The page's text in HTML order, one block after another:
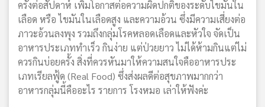
ครั้งต่อสัปดาห์ เพิ่มโอกาสต่อความผิดปกติของระดับไขมันใน
เลือด หรือ ไขมันในเลือดสูง และความอ้วน ซึ่งมีความเสี่ยงต่อ
ภาวะอ้วนลงพุง รวมถึงกลุ่มโรคหลอดเลือดและหัวใจ จัดเป็น
อาหารประเภททำเร็ว กินง่าย แต่ป่วยยาว ไม่ได้ห้ามกินแต่ไม่
ควรกินบ่อยครั้ง สิ่งที่ควรหันมาให้ความสนใจคืออาหารประ
เภทเรียลฟู้ด (Real Food) ซึ่งส่งผลดีต่อสุขภาพมากกว่า
อาหารกลุ่มนี้คืออะไร รายการ โรงหมอ เล่าให้ฟังค่ะ